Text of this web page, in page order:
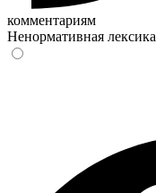
комментариям
Ненормативная лексика